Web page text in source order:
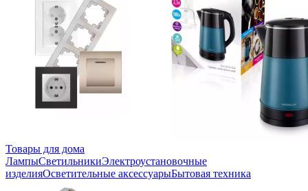
Товары для дома
ЛампыСветильникиЭлектроустановочные
изделияОсветительные аксессуарыБытовая техника